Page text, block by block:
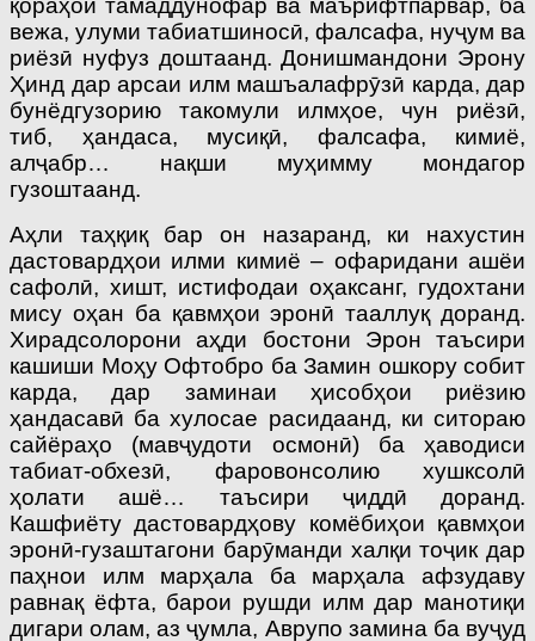
қораҳои тамаддунофар ва маърифтпарвар, ба
вежа, улуми табиатшиносӣ, фалсафа, нуҷум ва
риёзӣ нуфуз доштаанд. Донишмандони Эрону
Ҳинд дар арсаи илм машъалафрӯзӣ карда, дар
бунёдгузорию такомули илмҳое, чун риёзӣ,
тиб, ҳандаса, мусиқӣ, фалсафа, кимиё,
алҷабр… нақши муҳимму мондагор
гузоштаанд.
Аҳли таҳқиқ бар он назаранд, ки нахустин
дастовардҳои илми кимиё – офаридани ашёи
сафолӣ, хишт, истифодаи оҳаксанг, гудохтани
мису оҳан ба қавмҳои эронӣ тааллуқ доранд.
Хирадсолорони аҳди бостони Эрон таъсири
кашиши Моҳу Офтобро ба Замин ошкору собит
карда, дар заминаи ҳисобҳои риёзию
ҳандасавӣ ба хулосае расидаанд, ки ситораю
сайёраҳо (мавҷудоти осмонӣ) ба ҳаводиси
табиат-обхезӣ, фаровонсолию хушксолӣ
ҳолати ашё… таъсири ҷиддӣ доранд.
Кашфиёту дастовардҳову комёбиҳои қавмҳои
эронӣ-гузаштагони барӯманди халқи тоҷик дар
паҳнои илм марҳала ба марҳала афзудаву
равнақ ёфта, барои рушди илм дар манотиқи
дигари олам, аз ҷумла, Аврупо замина ба вуҷуд